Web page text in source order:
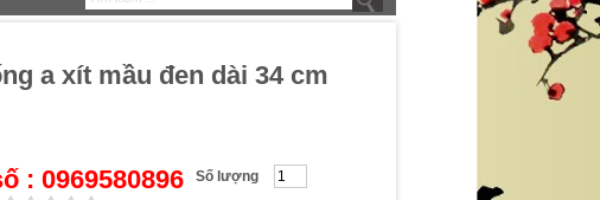
a xít mầu đen dài 34 cm
: 0969580896 Số lượng